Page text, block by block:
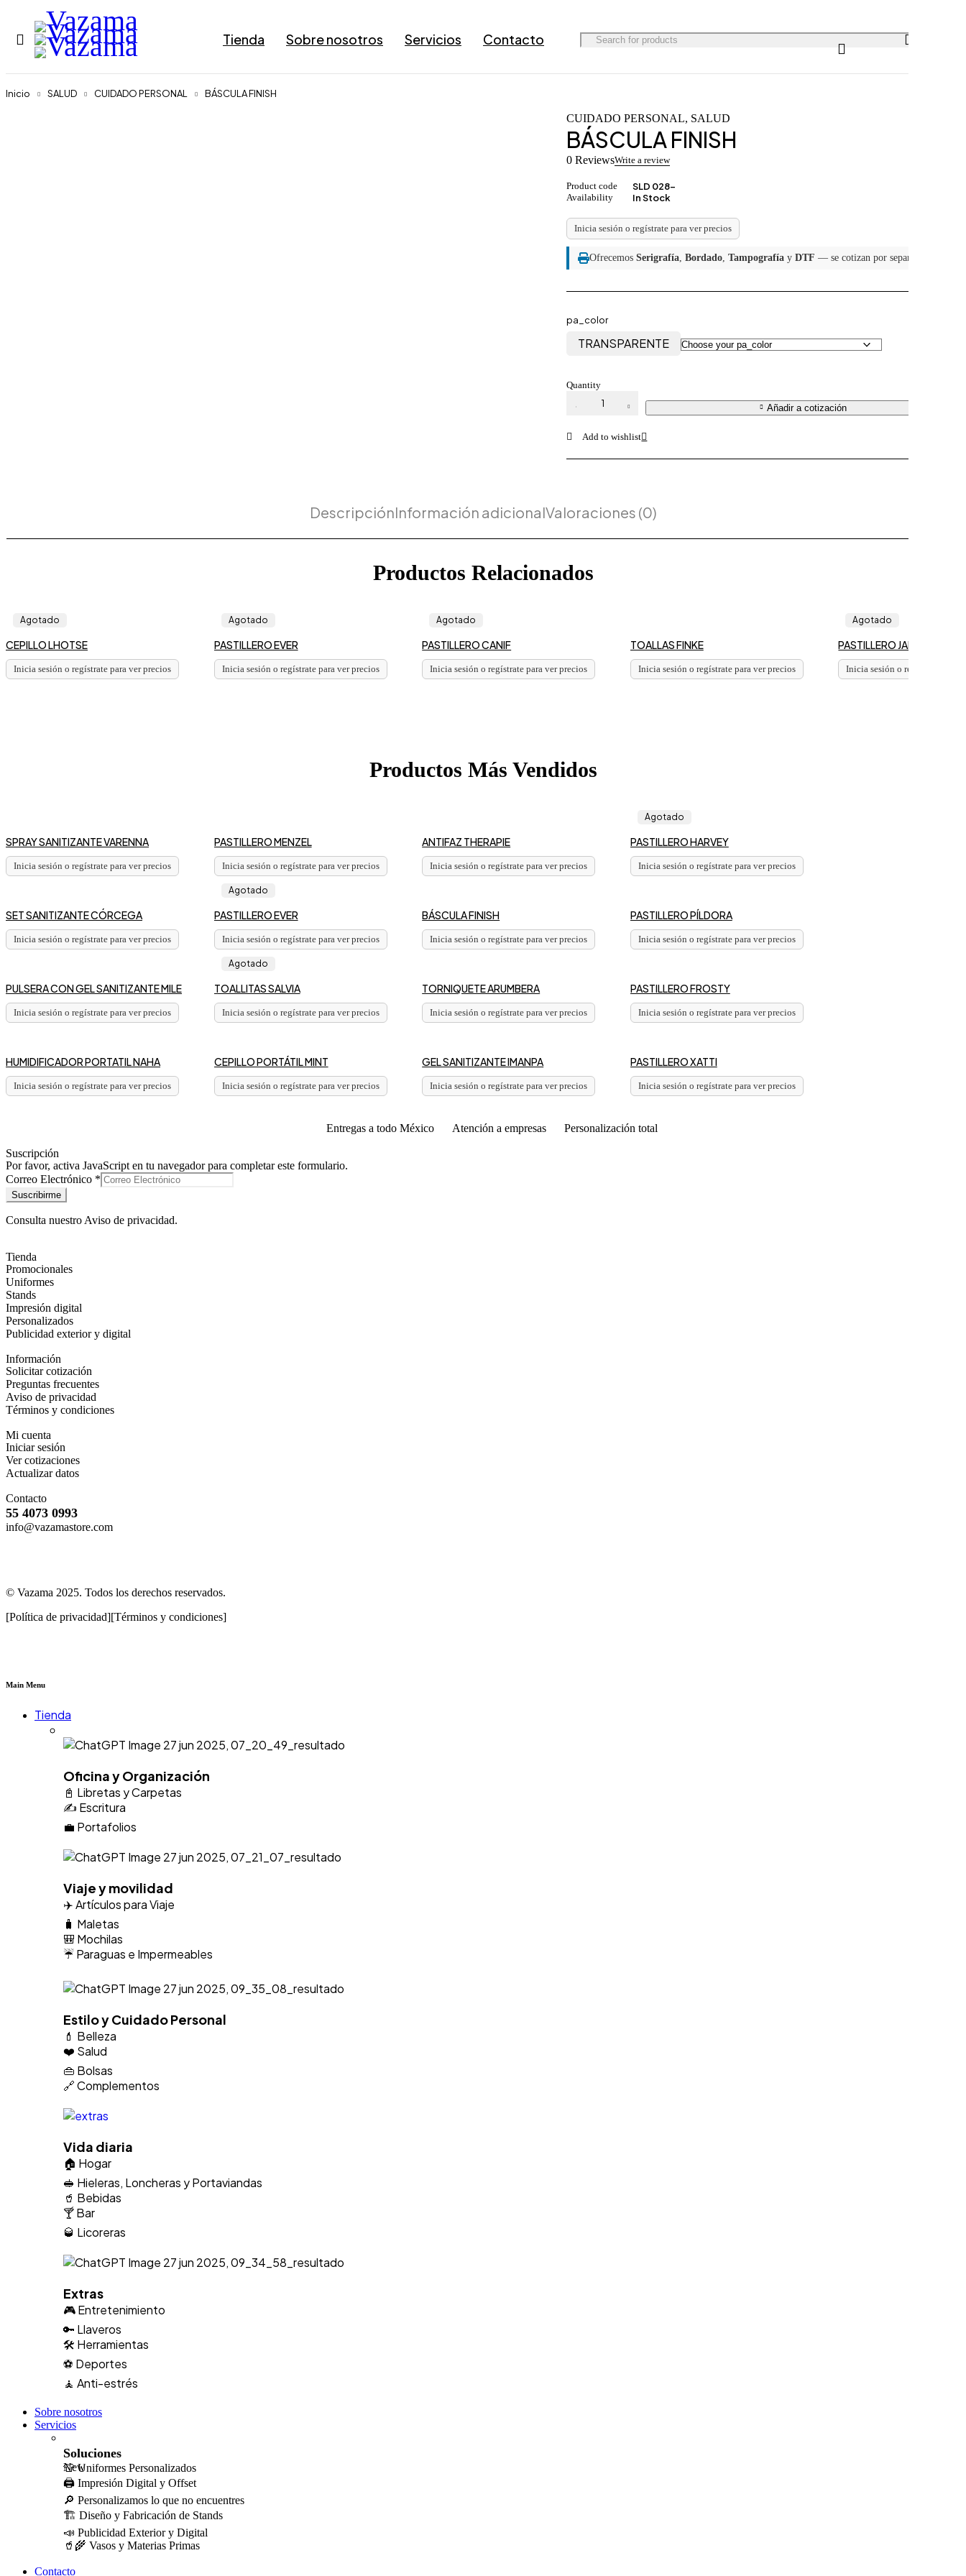
Tienda Sobre nosotros Servicios Contacto
Inicio SALUD CUIDADO PERSONAL BÁSCULA FINISH
CUIDADO PERSONAL, SALUD
BÁSCULA FINISH
0 ReviewsWrite a review
Product code SLD 028-
Availability In Stock
Inicia sesión o regístrate para ver precios
OfrecemosSerigrafía,Bordado,Tampografía yDTF — se cotizan por separado.
pa_color
TRANSPARENTE
Quantity
Añadir a cotización
DescripciónInformación adicionalValoraciones (0)
Productos Relacionados
Agotado
CEPILLO LHOTSE
Inicia sesión o regístrate para ver precios
Agotado
PASTILLERO EVER
Inicia sesión o regístrate para ver precios
Agotado
PASTILLERO CANIF
Inicia sesión o regístrate para ver precios
TOALLAS FINKE
Inicia sesión o regístrate para ver precios
Agotado
PASTILLERO JANS
Inicia sesión o regístrate para
Productos Más Vendidos
SPRAY SANITIZANTE VARENNA
Inicia sesión o regístrate para ver precios
PASTILLERO MENZEL
Inicia sesión o regístrate para ver precios
ANTIFAZ THERAPIE
Inicia sesión o regístrate para ver precios
Agotado
PASTILLERO HARVEY
Inicia sesión o regístrate para ver precios
SET SANITIZANTE CÓRCEGA
Inicia sesión o regístrate para ver precios
Agotado
PASTILLERO EVER
Inicia sesión o regístrate para ver precios
BÁSCULA FINISH
Inicia sesión o regístrate para ver precios
PASTILLERO PÍLDORA
Inicia sesión o regístrate para ver precios
PULSERA CON GEL SANITIZANTE MILE
Inicia sesión o regístrate para ver precios
Agotado
TOALLITAS SALVIA
Inicia sesión o regístrate para ver precios
TORNIQUETE ARUMBERA
Inicia sesión o regístrate para ver precios
PASTILLERO FROSTY
Inicia sesión o regístrate para ver precios
HUMIDIFICADOR PORTATIL NAHA
Inicia sesión o regístrate para ver precios
CEPILLO PORTÁTIL MINT
Inicia sesión o regístrate para ver precios
GEL SANITIZANTE IMANPA
Inicia sesión o regístrate para ver precios
PASTILLERO XATTI
Inicia sesión o regístrate para ver precios
Entregas a todo México Atención a empresas Personalización total
Suscripción
Por favor, activa JavaScript en tu navegador para completar este formulario.
Correo
Electrónico
Correo Electrónico *
Suscribirme
Consulta nuestro Aviso de privacidad.
Tienda
Promocionales
Uniformes
Stands
Impresión digital
Personalizados
Publicidad exterior y digital
Información
Solicitar cotización
Preguntas frecuentes
Aviso de privacidad
Términos y condiciones
Mi cuenta
Iniciar sesión
Ver cotizaciones
Actualizar datos
Contacto
55 4073 0993
info@vazamastore.com
© Vazama 2025. Todos los derechos reservados.
[Política de privacidad][Términos y condiciones]
Main Menu
Tienda
Oficina y Organización
📓 Libretas y Carpetas
✍️ Escritura
💼 Portafolios
Viaje y movilidad
✈️ Artículos para Viaje
🧳 Maletas
🎒 Mochilas
☔ Paraguas e Impermeables
Estilo y Cuidado Personal
💄 Belleza
❤️ Salud
👜 Bolsas
🔗 Complementos
Vida diaria
🏠 Hogar
🥪 Hieleras, Loncheras y Portaviandas
🥤 Bebidas
🍸 Bar
🥃 Licoreras
Extras
🎮 Entretenimiento
🔑 Llaveros
🛠️ Herramientas
⚽ Deportes
🧘 Anti-estrés
Sobre nosotros
Servicios
Soluciones
New
👕 Uniformes Personalizados
🖨️ Impresión Digital y Offset
🔎 Personalizamos lo que no encuentres
🏗️ Diseño y Fabricación de Stands
📣 Publicidad Exterior y Digital
🥤🌾 Vasos y Materias Primas
Contacto